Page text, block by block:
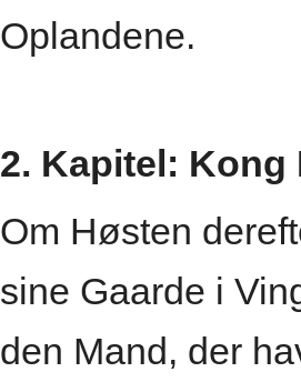
Oplandene.
2. Kapitel:
Om Høsten
sine Gaarde i
den Mand, der